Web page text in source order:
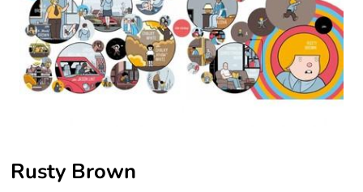
Rusty Brown